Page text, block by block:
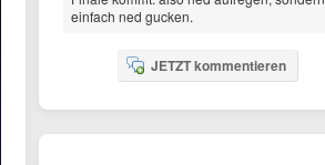
einfach ned gucken.
JETZT kommentieren